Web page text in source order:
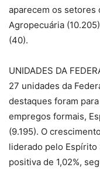
aparecem os setores
Agropecuária
(40).
UNIDADES DA
27 unidades da
destaques foram
empregos formais,
(9.195). O
liderado pelo
positiva de 1,02%,